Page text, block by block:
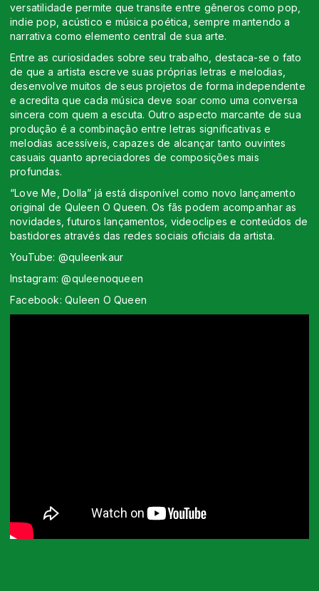
versatilidade permite que transite entre gêneros como pop,
indie pop, acústico e música poética, sempre mantendo a
narrativa como elemento central de sua arte.
Entre as curiosidades sobre seu trabalho, destaca-se o fato
de que a artista escreve suas próprias letras e melodias,
desenvolve muitos de seus projetos de forma independente
e acredita que cada música deve soar como uma conversa
sincera com quem a escuta. Outro aspecto marcante de sua
produção é a combinação entre letras significativas e
melodias acessíveis, capazes de alcançar tanto ouvintes
casuais quanto apreciadores de composições mais
profundas.
“Love Me, Dolla” já está disponível como novo lançamento
original de Quleen O Queen. Os fãs podem acompanhar as
novidades, futuros lançamentos, videoclipes e conteúdos de
bastidores através das redes sociais oficiais da artista.
YouTube: @quleenkaur
Instagram: @quleenoqueen
Facebook: Quleen O Queen